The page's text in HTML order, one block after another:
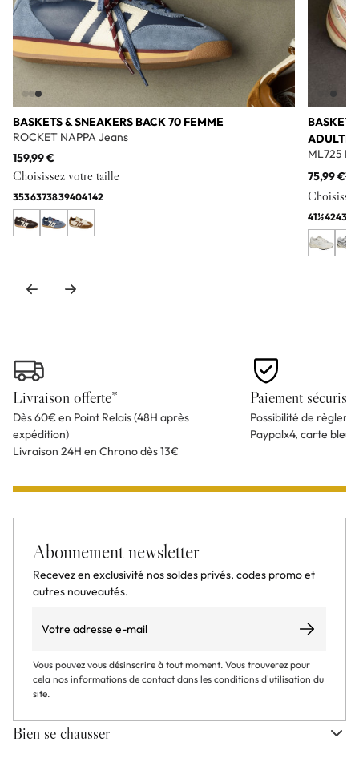
BASKETS & SNEAKERS BACK 70 FEMME
ROCKET NAPPA Jeans
159,99 €
Choisissez votre taille
3536373839404142
ADULTE
ML725
75,99 €
41½4243
Livraison offerte*
Dès 60€ en Point Relais (48H après
expédition)
Livraison 24H en Chrono dès 13€
Paiement sécurisé
Possibilité de
Paypalx4, carte
Abonnement newsletter
Recevez en exclusivité nos soldes privés, codes promo et
autres nouveautés.
S’abonner
Vous pouvez vous désinscrire à tout moment. Vous trouverez pour
cela nos informations de contact dans les conditions d'utilisation du
site.
Bien se chausser